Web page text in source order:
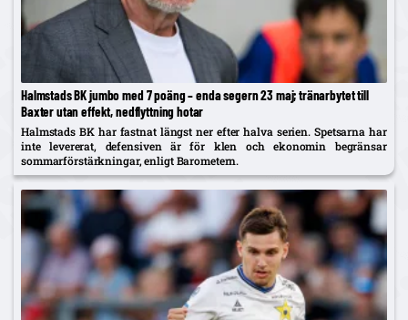
Halmstads BK jumbo med 7 poäng – enda segern 23 maj; tränarbytet till
Baxter utan effekt, nedflyttning hotar
Halmstads BK har fastnat längst ner efter halva serien. Spetsarna har
inte levererat, defensiven är för klen och ekonomin begränsar
sommarförstärkningar, enligt Barometern.